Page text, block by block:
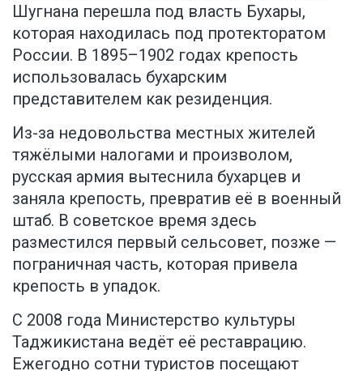
Шугнана перешла под власть Бухары,
которая находилась под протекторатом
России. В 1895–1902 годах крепость
использовалась бухарским
представителем как резиденция.
Из-за недовольства местных жителей
тяжёлыми налогами и произволом,
русская армия вытеснила бухарцев и
заняла крепость, превратив её в военный
штаб. В советское время здесь
разместился первый сельсовет, позже —
пограничная часть, которая привела
крепость в упадок.
С 2008 года Министерство культуры
Таджикистана ведёт её реставрацию.
Ежегодно сотни туристов посещают